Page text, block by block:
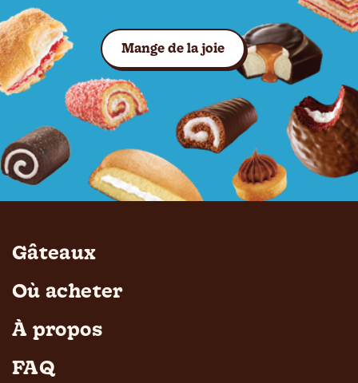
Mange de la joieVoir les gâteaux
Gâteaux
Où acheter
À propos
FAQ